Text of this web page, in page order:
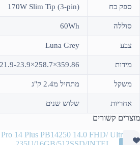
ספק כח 170W Slim Tip (3-pin)
סוללה 60Wh
צבע Luna Grey
מידות 359.86×258.7×21.9-23.9 mm
משקל מתחיל מ2.4 ק"ג
אחריות שלוש שנים
מוצרים קשורים